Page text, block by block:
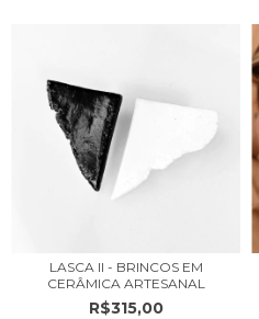
LASCA II - BRINCOS EM
CERÂMICA ARTESANAL
R$315,00